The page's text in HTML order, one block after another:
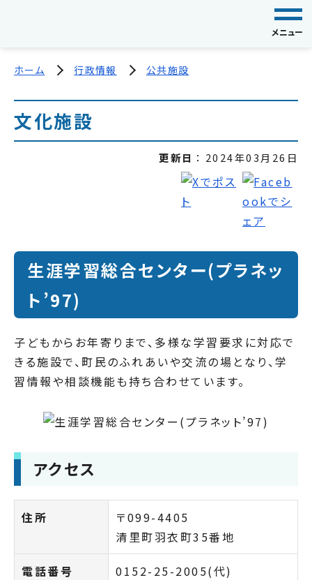
メニュー
ホーム 行政情報 公共施設
文化施設
更新日 2024年03月26日
生涯学習総合センター(プラネッ
ト’97)
子どもからお年寄りまで、多様な学習要求に対応で
きる施設で、町民のふれあいや交流の場となり、学
習情報や相談機能も持ち合わせています。
アクセス
住所
〒099-4405
清里町羽衣町35番地
電話番号 0152-25-2005(代)